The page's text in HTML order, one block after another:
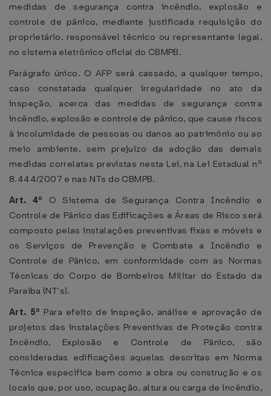
medidas de segurança contra incêndio, explosão e
controle de pânico, mediante justificada requisição do
proprietário, responsável técnico ou representante legal,
no sistema eletrônico oficial do CBMPB.
Parágrafo único. O AFP será cassado, a qualquer tempo,
caso constatada qualquer irregularidade no ato da
inspeção, acerca das medidas de segurança contra
incêndio, explosão e controle de pânico, que cause riscos
à incolumidade de pessoas ou danos ao patrimônio ou ao
meio ambiente, sem prejuízo da adoção das demais
medidas correlatas previstas nesta Lei, na Lei Estadual nº
8.444/2007 e nas NTs do CBMPB.
Art. 4º O Sistema de Segurança Contra Incêndio e
Controle de Pânico das Edificações e Áreas de Risco será
composto pelas instalações preventivas fixas e móveis e
os Serviços de Prevenção e Combate a Incêndio e
Controle de Pânico, em conformidade com as Normas
Técnicas do Corpo de Bombeiros Militar do Estado da
Paraíba (NT's).
Art. 5º Para efeito de inspeção, análise e aprovação de
projetos das instalações Preventivas de Proteção contra
Incêndio, Explosão e Controle de Pânico, são
consideradas edificações aquelas descritas em Norma
Técnica específica bem como a obra ou construção e os
locais que, por uso, ocupação, altura ou carga de incêndio,